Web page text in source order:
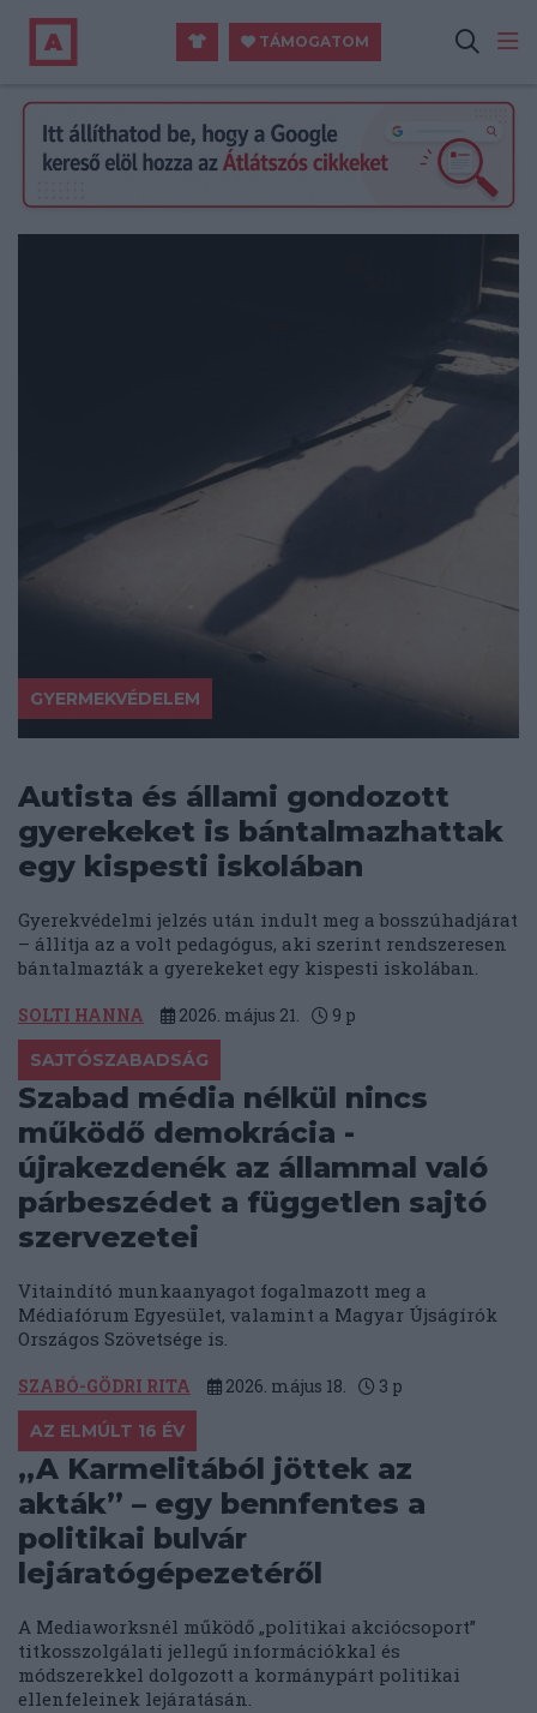
TÁMOGATOM
GYERMEKVÉDELEM
Autista és állami gondozott
gyerekeket is bántalmazhattak
egy kispesti iskolában
Gyerekvédelmi jelzés után indult meg a bosszúhadjárat
– állítja az a volt pedagógus, aki szerint rendszeresen
bántalmazták a gyerekeket egy kispesti iskolában.
SOLTI HANNA 2026. május 21. 9 p
SAJTÓSZABADSÁG
Szabad média nélkül nincs
működő demokrácia -
újrakezdenék az állammal való
párbeszédet a független sajtó
szervezetei
Vitaindító munkaanyagot fogalmazott meg a
Médiafórum Egyesület, valamint a Magyar Újságírók
Országos Szövetsége is.
SZABÓ-GÖDRI RITA 2026. május 18. 3 p
AZ ELMÚLT 16 ÉV
„A Karmelitából jöttek az
akták” – egy bennfentes a
politikai bulvár
lejáratógépezetéről
A Mediaworksnél működő „politikai akciócsoport”
titkosszolgálati jellegű információkkal és
módszerekkel dolgozott a kormánypárt politikai
ellenfeleinek lejáratásán.